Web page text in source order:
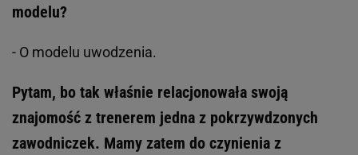
modelu?
- O modelu uwodzenia.
Pytam, bo tak właśnie relacjonowała swoją
znajomość z trenerem jedna z pokrzywdzonych
zawodniczek. Mamy zatem do czynienia z